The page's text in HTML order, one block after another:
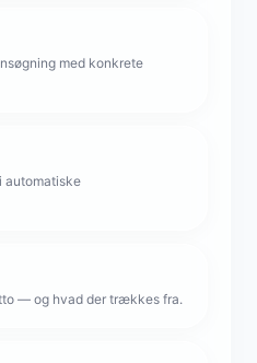
med konkrete
automatiske
— og hvad der trækkes fra.